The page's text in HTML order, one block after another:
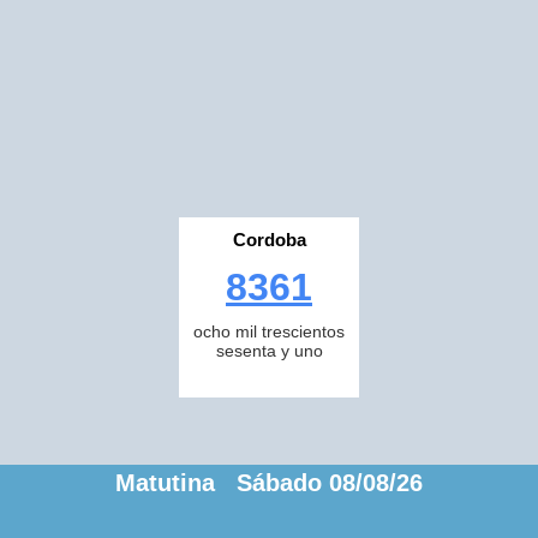
Cordoba
8361
ocho mil trescientos
sesenta y uno
Matutina Sábado 08/08/26